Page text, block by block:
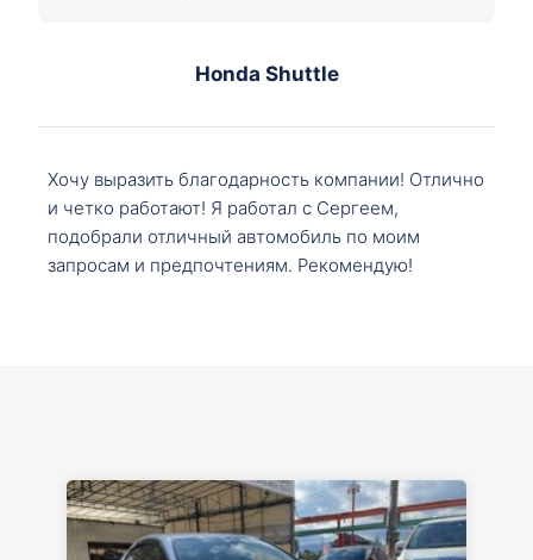
Honda Shuttle
Хочу выразить благодарность компании! Отлично
и четко работают! Я работал с Сергеем,
подобрали отличный автомобиль по моим
запросам и предпочтениям. Рекомендую!